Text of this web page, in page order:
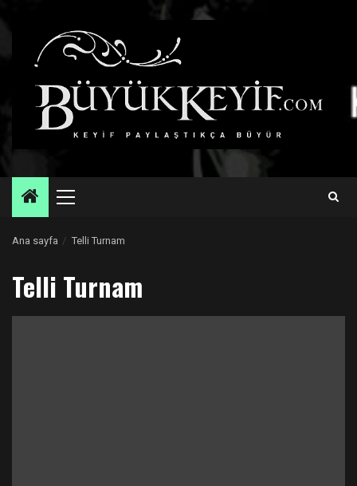
Primary
Ana sayfa Telli Turnam
Telli Turnam